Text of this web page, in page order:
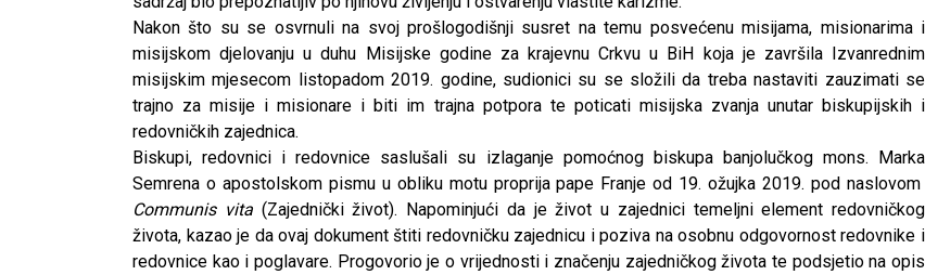
Nakon što su se osvrnuli na svoj prošlogodišnji susret na temu posvećenu misijama, misionarima i
misijskom djelovanju u duhu Misijske godine za krajevnu Crkvu u BiH koja je završila Izvanrednim
misijskim mjesecom listopadom 2019. godine, sudionici su se složili da treba nastaviti zauzimati se
trajno za misije i misionare i biti im trajna potpora te poticati misijska zvanja unutar biskupijskih i
redovničkih zajednica.
Biskupi, redovnici i redovnice saslušali su izlaganje pomoćnog biskupa banjolučkog mons. Marka
Semrena o apostolskom pismu u obliku motu proprija pape Franje od 19. ožujka 2019. pod naslovom
Communis vita(Zajednički život). Napominjući da je život u zajednici temeljni element redovničkog
života, kazao je da ovaj dokument štiti redovničku zajednicu i poziva na osobnu odgovornost redovnike i
redovnice kao i poglavare. Progovorio je o vrijednosti i značenju zajedničkog života te podsjetio na opis
CNAK
Kad se nasilje pretvara u optužnicu
CNAK
Smrtovdan nadbiskupa Petra Čule